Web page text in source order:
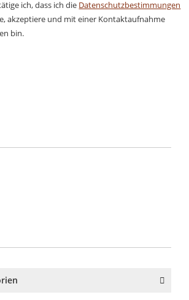
ich, dass ich die Datenschutzbestimmungen
akzeptiere und mit einer Kontaktaufnahme
bin.